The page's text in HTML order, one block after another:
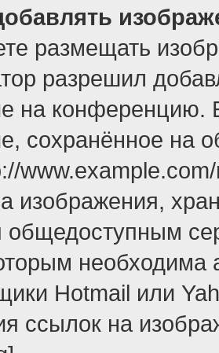
размещать
разрешил
на конференцию.
сохранённое на
изображения,
общедоступным
Hotmail или
ссылок на